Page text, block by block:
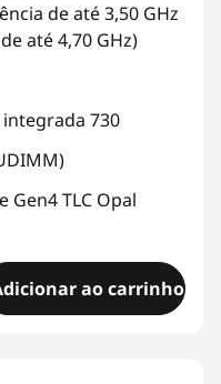
de até 3,50 GHz
até 4,70 GHz)
730
Gen4 TLC Opal
ao carrinho